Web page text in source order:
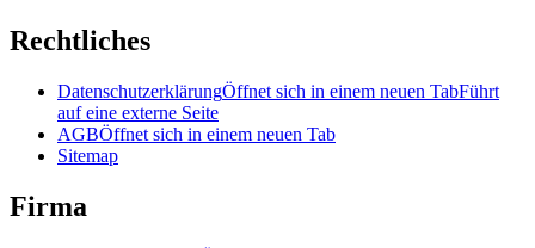
Rechtliches
DatenschutzerklärungÖffnet sich in einem neuen TabFührt
auf eine externe Seite
AGBÖffnet sich in einem neuen Tab
Sitemap
Firma